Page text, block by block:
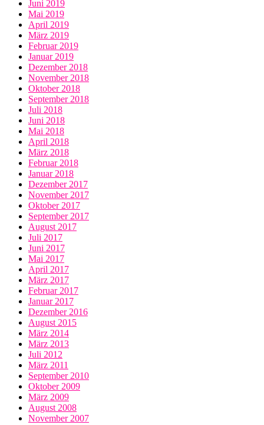
Juni 2019
Mai 2019
April 2019
März 2019
Februar 2019
Januar 2019
Dezember 2018
November 2018
Oktober 2018
September 2018
Juli 2018
Juni 2018
Mai 2018
April 2018
März 2018
Februar 2018
Januar 2018
Dezember 2017
November 2017
Oktober 2017
September 2017
August 2017
Juli 2017
Juni 2017
Mai 2017
April 2017
März 2017
Februar 2017
Januar 2017
Dezember 2016
August 2015
März 2014
März 2013
Juli 2012
März 2011
September 2010
Oktober 2009
März 2009
August 2008
November 2007